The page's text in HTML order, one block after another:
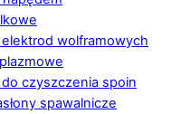
elektrod wolframowych
czyszczenia spoin
spawalnicze